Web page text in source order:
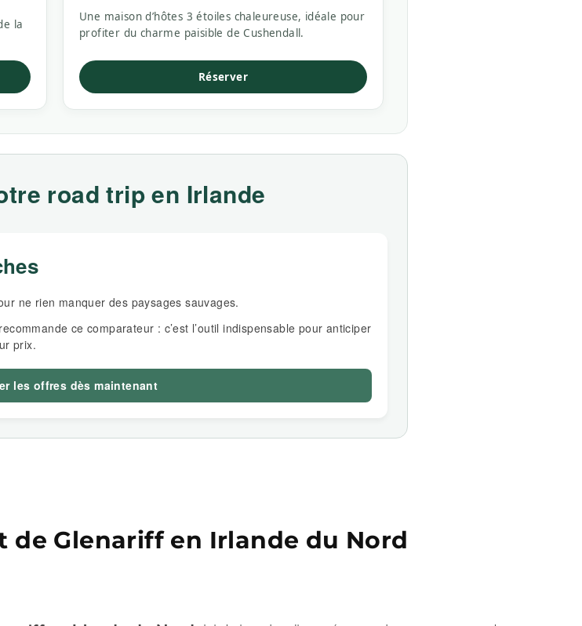
la
Une maison d’hôtes 3 étoiles chaleureuse, idéale pour
profiter du charme paisible de Cushendall.
Réserver
road trip en Irlande
ne rien manquer des paysages sauvages.
ce comparateur : c’est l’outil indispensable pour anticiper
prix.
les offres dès maintenant
de Glenariff en Irlande du Nord